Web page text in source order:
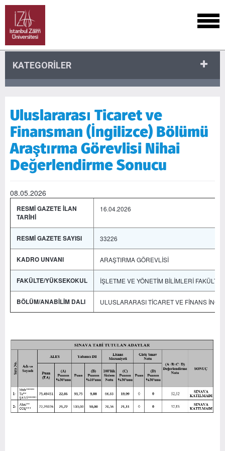
KATEGORİLER
Uluslararası Ticaret ve
Finansman (İngilizce) Bölümü
Araştırma Görevlisi Nihai
Değerlendirme Sonucu
08.05.2026
RESMİ GAZETE İLAN
TARİHİ
16.04.2026
RESMİ GAZETE SAYISI 33226
KADRO UNVANI ARAŞTIRMA GÖREVLİSİ
FAKÜLTE/YÜKSEKOKUL İŞLETME VE YÖNETİM BİLİMLERİ
BÖLÜM/ANABİLİM DALI ULUSLARARASI TİCARET VE FİNANS